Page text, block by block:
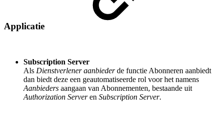
Applicatie
Subscription Server
Als Dienstverlener aanbiederde functie Abonneren aanbiedt
dan biedt deze een geautomatiseerde rol voor het namens
Aanbieders aangaan van Abonnementen, bestaande uit
Authorization Serveren Subscription Server.